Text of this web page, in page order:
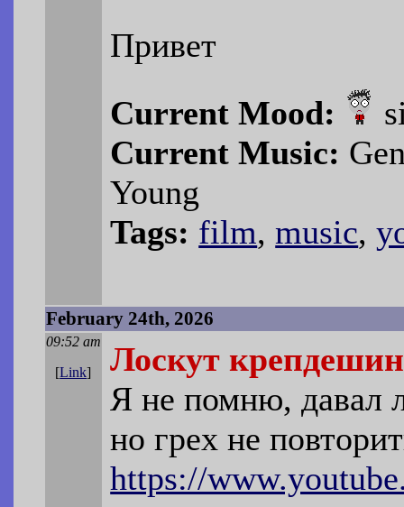
Привет
Current Mood:
Current Music:
Young
Tags: film,music,
February 24th, 2026
09:52 am
[Link]
Лоскут
Я не помню, давал
но грех не
https://